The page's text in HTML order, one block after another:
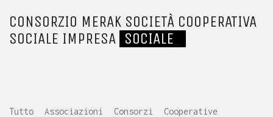
CONSORZIO MERAK SOCIETÀ COOPERATIVA
SOCIALE IMPRESA SOCIALE
Tutto Associazioni Consorzi
Cooperative